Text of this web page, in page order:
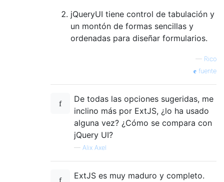
jQueryUI tiene control de tabulación y
un montón de formas sencillas y
ordenadas para diseñar formularios.
— Rico
fuente
De todas las opciones sugeridas, me
inclino más por ExtJS, ¿lo ha usado
alguna vez? ¿Cómo se compara con
jQuery UI?
— Alix Axel
ExtJS es muy maduro y completo.